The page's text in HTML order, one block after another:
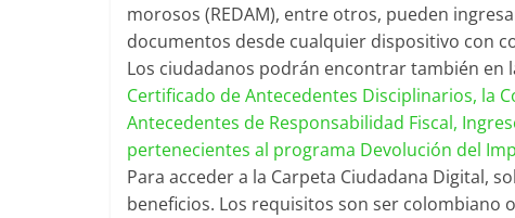
morosos (REDAM), entre otros, pueden
documentos desde cualquier dispositivo con
Los ciudadanos podrán encontrar también en
Certificado de Antecedentes Disciplinarios, la
Antecedentes de Responsabilidad Fiscal,
pertenecientes al programa Devolución del
Para acceder a la Carpeta Ciudadana Digital,
beneficios. Los requisitos son ser colombiano